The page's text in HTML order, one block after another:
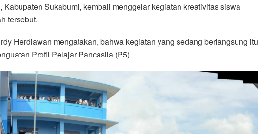
Kabupaten Sukabumi, kembali menggelar kegiatan kreativitas siswa
tersebut.
Herdiawan mengatakan, bahwa kegiatan yang sedang berlangsung itu
Profil Pelajar Pancasila (P5).